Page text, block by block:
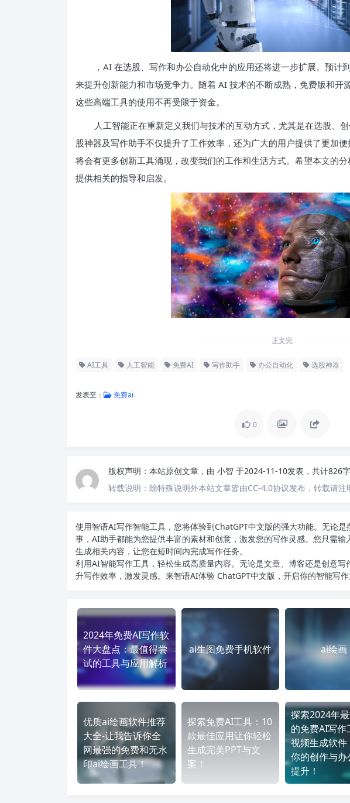
，AI 在选股、写作和办公自动化中的应用还将进一步扩展。预计
来提升创新能力和市场竞争力。随着 AI 技术的不断成熟，免费版和开
这些高端工具的使用不再受限于资金。
人工智能正在重新定义我们与技术的互动方式，尤其是在选股、
股神器及写作助手不仅提升了工作效率，还为广大的用户提供了更加
将会有更多创新工具涌现，改变我们的工作和生活方式。希望本文的
提供相关的指导和启发。
正文完
AI工具 人工智能 免费AI 写作助手 办公自动化 选股神器
发表至： 免费ai
0
版权声明： 本站原创文章，由 小智 于2024-11-10发表，共计826字
转载说明： 除特殊说明外本站文章皆由CC-4.0协议发布，转载请注
使用智语AI写作智能工具，您将体验到ChatGPT中文版的强大功能。无论
事，AI助手都能为您提供丰富的素材和创意，激发您的写作灵感。您只需
生成相关内容，让您在短时间内完成写作任务。
利用AI智能写作工具，轻松生成高质量内容。无论是文章、博客还是创意
升写作效率，激发灵感。来智语AI体验 ChatGPT中文版 ，开启你的智能写作
2024年免费AI写作软
件大盘点：最值得尝
试的工具与应用解析
ai生图免费手机软件 ai绘画
优质ai绘画软件推荐
大全-让我告诉你全
网最强的免费和无水
印ai绘画工具！
探索免费AI工具：10
款最佳应用让你轻松
生成完美PPT与文
案！
探索2024年
的免费AI写作
视频生成软件
你的创作与办
提升！